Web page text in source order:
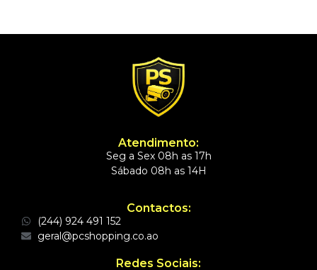
Atendimento:
Seg a Sex 08h as 17h
Sábado 08h as 14H
Contactos:
(244) 924 491 152
geral@pcshopping.co.ao
Redes Sociais: